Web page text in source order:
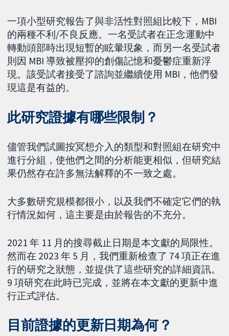
一項小型研究報告了與非活性對照組比較下，MBI
的兩種不利/不良反應。一名受試者在正念運動中
轉動頭部時出現短暫的眩暈現象，而另一名受試者
則因 MBI 導致被壓抑的創傷記憶和憂鬱症重新浮
現。該受試者接受了諮詢並繼續使用 MBI，他們發
現這是有益的。
此研究證據有哪些限制？
儘管我們試圖按冥想介入的類型和對照組在研究中
進行分組，使他們之間的分析能更相似，但研究結
果仍然存在許多無法解釋的不一致之處。
大多數研究規模都很小，以及我們不確定它們的執
行情況如何，這主要是由於報告的不充分。
2021 年 11 月的搜尋截止日期是本文獻的局限性。
然而在 2023 年 5 月，我們重新檢查了 74 項正在進
行的研究之狀態，並提供了這些研究的詳細資訊。
9 項研究在此時已完成，並將在本文獻的更新中進
行正式評估。
目前證據的更新日期為何？